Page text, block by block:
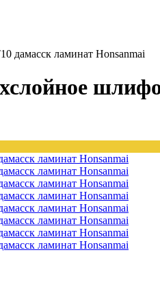
дамасск ламинат Honsanmai